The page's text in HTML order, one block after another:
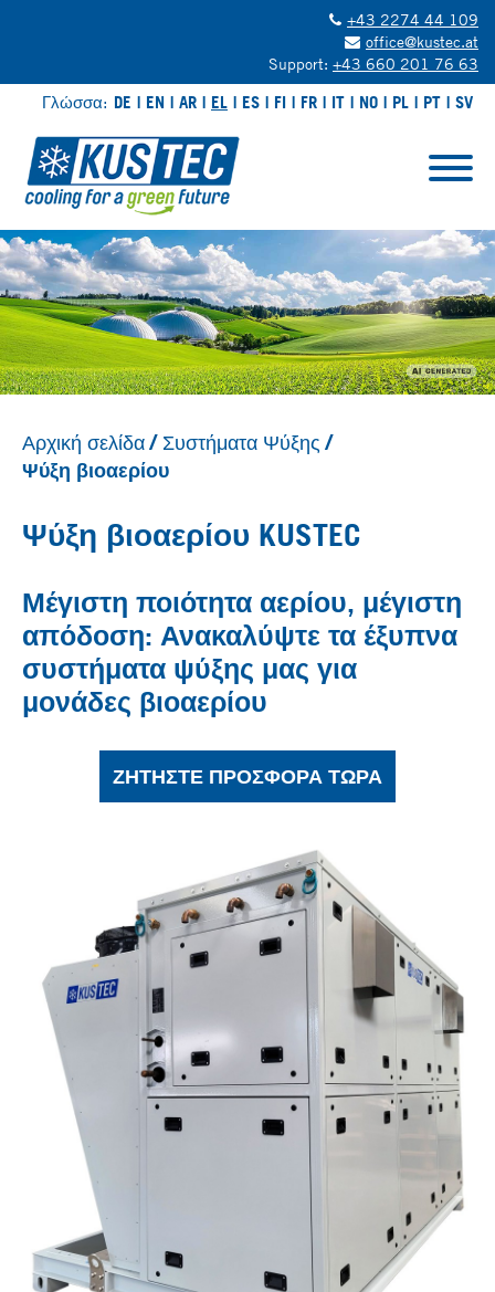
+43 2274 44 109
office@kustec.at
Support: +43 660 201 76 63
Γλώσσα: DE EN AR EL ES FI FR IT NO PL PT SV
Αρχική σελίδα
Συστήματα Ψύξης
Ψύξη βιοαερίου
Ψύξη βιοαερίου KUSTEC
Μέγιστη ποιότητα αερίου, μέγιστη
απόδοση: Ανακαλύψτε τα έξυπνα
συστήματα ψύξης μας για
μονάδες βιοαερίου
ΖΗΤΉΣΤΕ ΠΡΟΣΦΟΡΆ ΤΏΡΑ